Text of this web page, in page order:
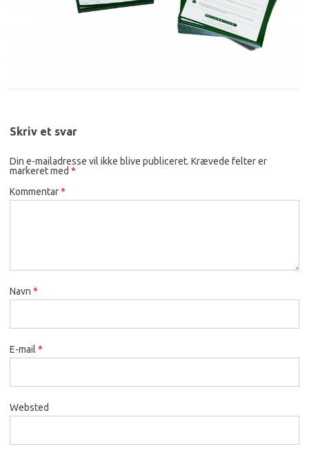
Skriv et svar
Din e-mailadresse vil ikke blive publiceret. Krævede felter er
markeret med *
Kommentar*
Navn *
E-mail *
Websted